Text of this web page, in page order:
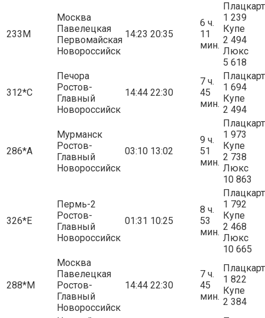
233М
Москва
Павелецкая
Первомайская
Новороссийск
14:23 20:35
6 ч.
11
мин.
Плацкарт
1 239
Купе
2 494
Люкс
5 618
312*С
Печора
Ростов-
Главный
Новороссийск
14:44 22:30
7 ч.
45
мин.
Плацкарт
1 694
Купе
2 494
286*А
Мурманск
Ростов-
Главный
Новороссийск
03:10 13:02
9 ч.
51
мин.
Плацкарт
1 973
Купе
2 738
Люкс
10 863
326*Е
Пермь-2
Ростов-
Главный
Новороссийск
01:31 10:25
8 ч.
53
мин.
Плацкарт
1 792
Купе
2 468
Люкс
10 665
288*М
Москва
Павелецкая
Ростов-
Главный
Новороссийск
14:44 22:30
7 ч.
45
мин.
Плацкарт
1 822
Купе
2 384